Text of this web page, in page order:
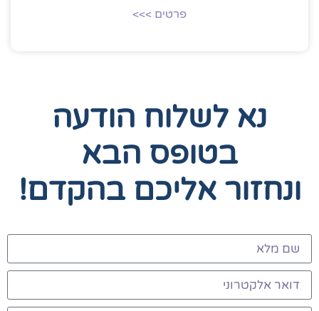
פרטים >>>
נא לשלוח הודעה
בטופס הבא
ונחזור אליכם בהקדם!